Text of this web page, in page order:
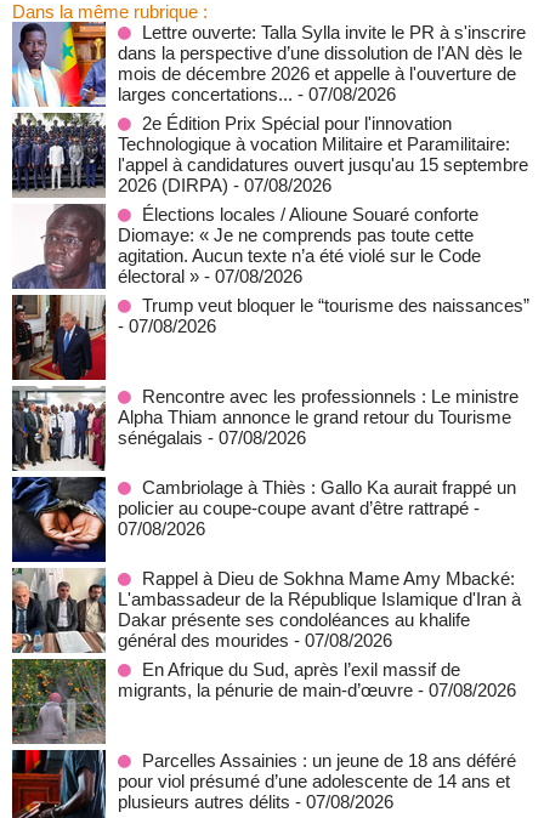
Dans la même rubrique :
Lettre ouverte: Talla Sylla invite le PR à s'inscrire
dans la perspective d’une dissolution de l’AN dès le
mois de décembre 2026 et appelle à l'ouverture de
larges concertations... - 07/08/2026
2e Édition Prix Spécial pour l'innovation
Technologique à vocation Militaire et Paramilitaire:
l'appel à candidatures ouvert jusqu'au 15 septembre
2026 (DIRPA) - 07/08/2026
Élections locales / Alioune Souaré conforte
Diomaye: « Je ne comprends pas toute cette
agitation. Aucun texte n’a été violé sur le Code
électoral » - 07/08/2026
Trump veut bloquer le “tourisme des naissances”
- 07/08/2026
Rencontre avec les professionnels : Le ministre
Alpha Thiam annonce le grand retour du Tourisme
sénégalais - 07/08/2026
Cambriolage à Thiès : Gallo Ka aurait frappé un
policier au coupe-coupe avant d’être rattrapé -
07/08/2026
Rappel à Dieu de Sokhna Mame Amy Mbacké:
L'ambassadeur de la République Islamique d'Iran à
Dakar présente ses condoléances au khalife
général des mourides - 07/08/2026
En Afrique du Sud, après l’exil massif de
migrants, la pénurie de main-d’œuvre - 07/08/2026
Parcelles Assainies : un jeune de 18 ans déféré
pour viol présumé d’une adolescente de 14 ans et
plusieurs autres délits - 07/08/2026